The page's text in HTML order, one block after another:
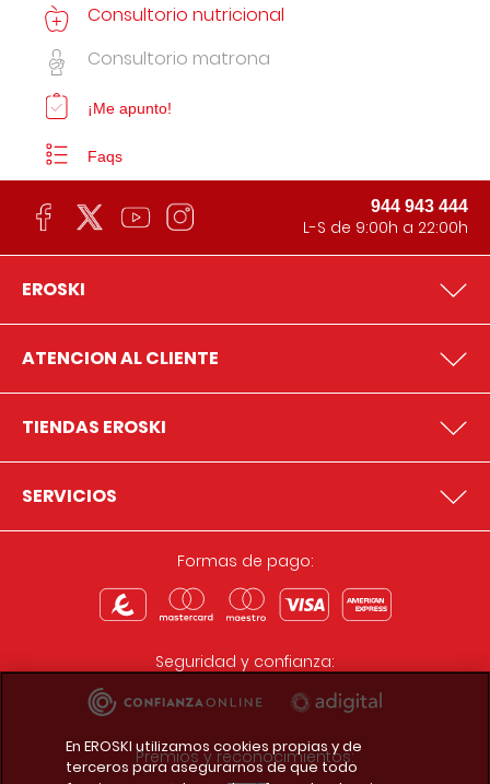
Consultorio nutricional
Consultorio matrona
¡Me apunto!
Faqs
944 943 444
L-S de 9:00h a 22:00h
EROSKI
ATENCION AL CLIENTE
TIENDAS EROSKI
SERVICIOS
Formas de pago:
Seguridad y confianza:
Premios y reconocimientos:
En EROSKI utilizamos cookies propias y de
terceros para asegurarnos de que todo